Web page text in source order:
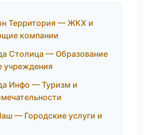
Территория — ЖКХ и
компании
Столица — Образование
учреждения
Инфо — Туризм и
— Городские услуги и